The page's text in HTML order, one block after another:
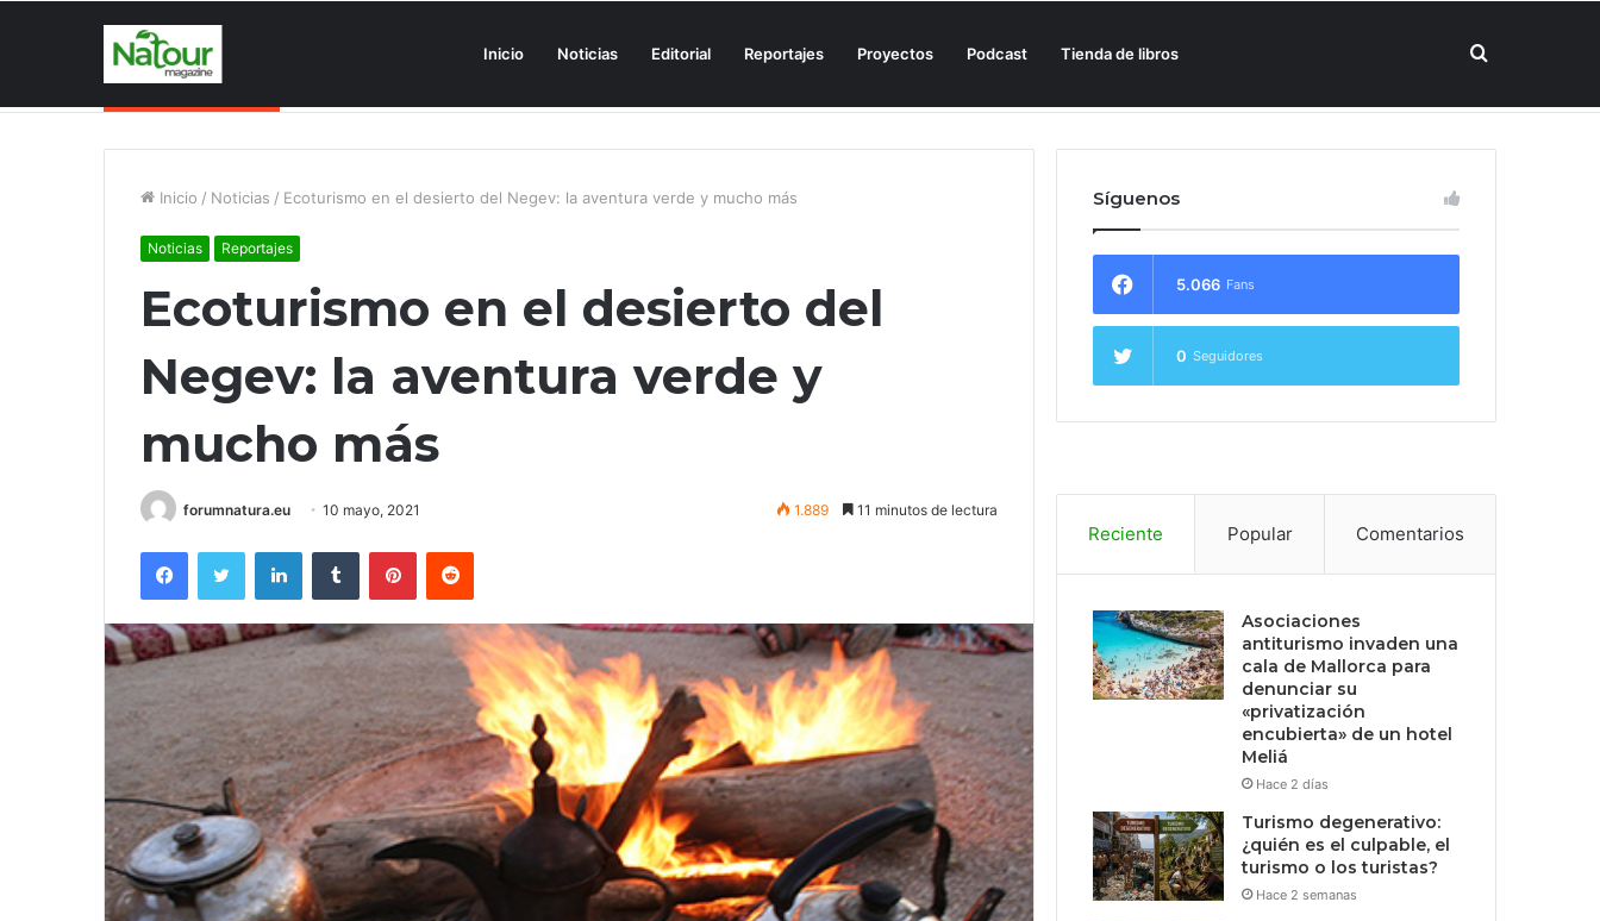
Inicio Noticias Editorial Reportajes Proyectos Podcast Tienda de libros Buscar
Inicio / Noticias / Ecoturismo en el desierto del Negev: la aventura verde y mucho más
Noticias Reportajes
Ecoturismo en el desierto del
Negev: la aventura verde y
mucho más
forumnatura.eu 10 mayo, 2021 1.889 11 minutos de lectura
FacebookTwitter LinkedInTumblr PinterestReddit
Síguenos
5.066 Fans
0 Seguidores
Reciente Popular Comentarios
Asociaciones
antiturismo invaden una
cala de Mallorca para
denunciar su
«privatización
encubierta» de un hotel
Meliá
Hace 2 días
Turismo degenerativo:
¿quién es el culpable, el
turismo o los turistas?
Hace 2 semanas